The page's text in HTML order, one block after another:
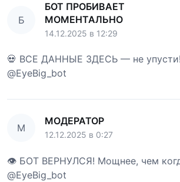
Б
БОТ ПРОБИВАЕТ
МОМЕНТАЛЬНО
14.12.2025 в 12:29
💀 ВСЕ ДАННЫЕ ЗДЕСЬ — не упусти!
@EyeBig_bot
М
МОДЕРАТОР
12.12.2025 в 0:27
👁 БОТ ВЕРНУЛСЯ! Мощнее, чем
@EyeBig_bot